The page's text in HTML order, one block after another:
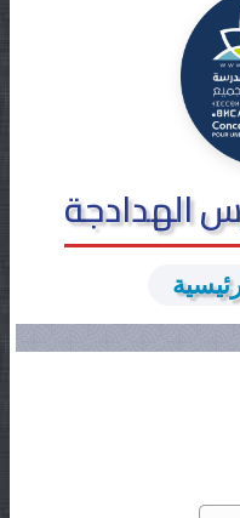
الهدادجة